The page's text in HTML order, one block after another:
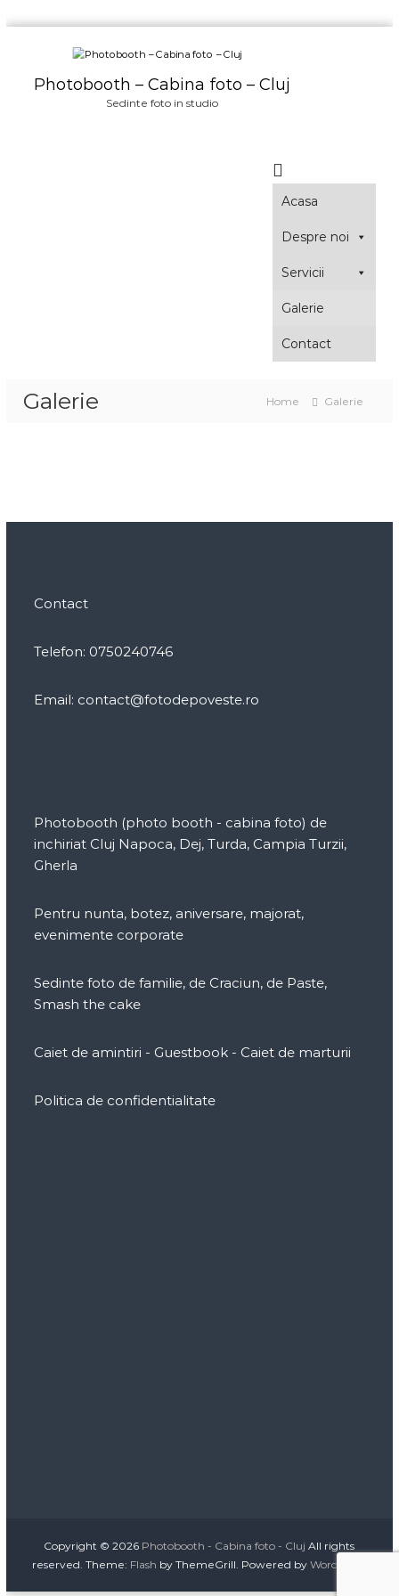
Photobooth – Cabina foto – Cluj
Sedinte foto in studio
Acasa
Despre noi
Servicii
Galerie
Contact
Galerie Home Galerie
Contact
Telefon: 0750240746
Email: contact@fotodepoveste.ro
Photobooth (photo booth - cabina foto) de
inchiriat Cluj Napoca, Dej, Turda, Campia Turzii,
Gherla
Pentru nunta, botez, aniversare, majorat,
evenimente corporate
Sedinte foto de familie, de Craciun, de Paste,
Smash the cake
Caiet de amintiri - Guestbook - Caiet de marturii
Politica de confidentialitate
Copyright © 2026 Photobooth - Cabina foto - Cluj All rights
reserved. Theme: Flash by ThemeGrill. Powered by WordPress